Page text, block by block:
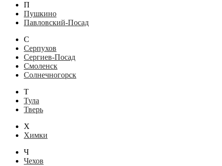
П
Пушкино
Павловский-Посад
С
Серпухов
Сергиев-Посад
Смоленск
Солнечногорск
Т
Тула
Тверь
Х
Химки
Ч
Чехов